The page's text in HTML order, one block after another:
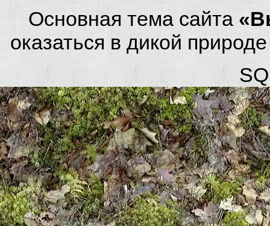
Основная тема сайта
оказаться в дикой